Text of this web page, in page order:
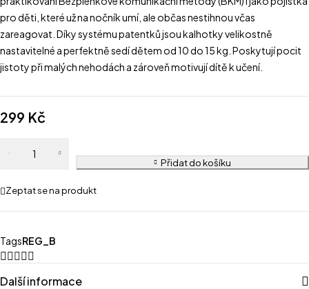
pro děti, které už na nočník umí, ale občas nestihnou včas
zareagovat. Díky systému patentků jsou kalhotky velikostně
nastavitelné a perfektně sedí dětem od 10 do 15 kg. Poskytují pocit
jistoty při malých nehodách a zároveň motivují dítě k učení.
299 Kč
Přidat do košíku
Zeptat se na produkt
TagsREG_B
Další informace